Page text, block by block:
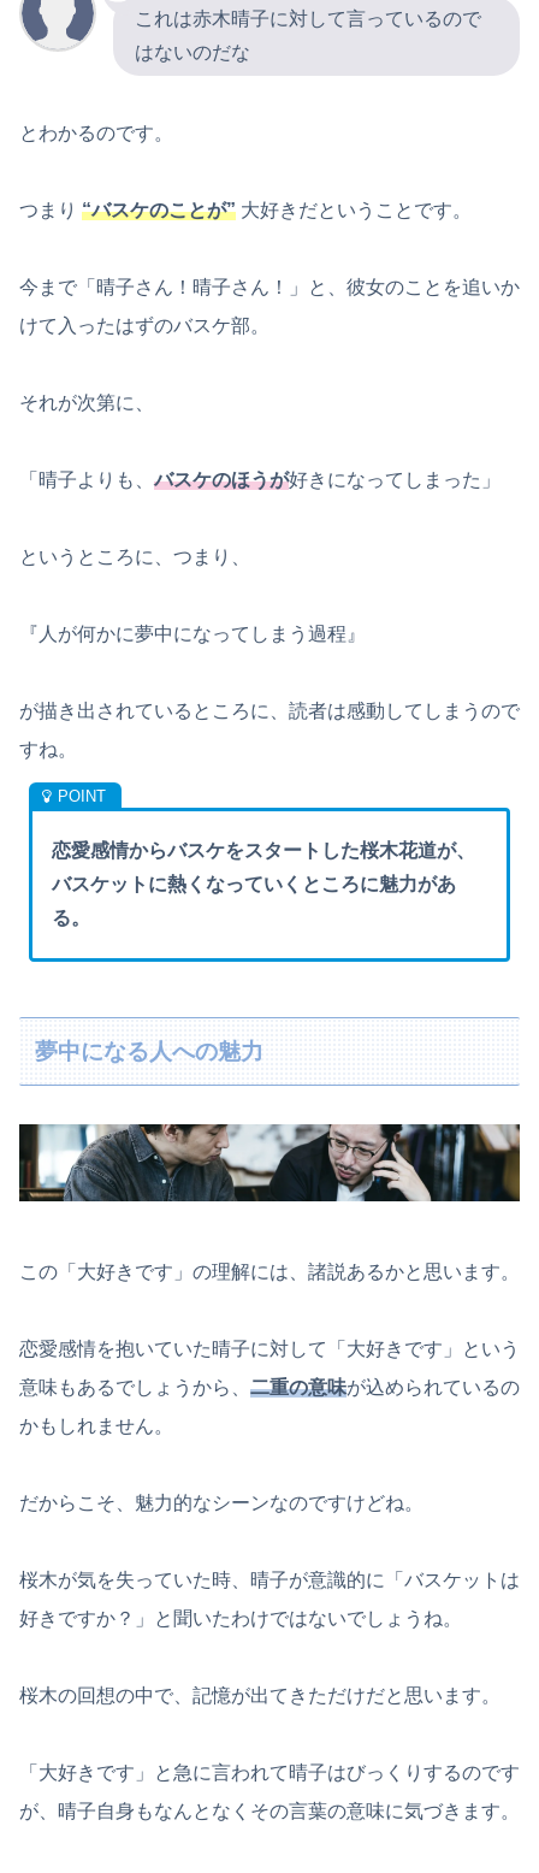
これは赤木晴子に対して言っているので
はないのだな
とわかるのです。
つまり “バスケのことが” 大好きだということです。
今まで「晴子さん！晴子さん！」と、彼女のことを追いか
けて入ったはずのバスケ部。
それが次第に、
「晴子よりも、バスケのほうが好きになってしまった」
というところに、つまり、
『人が何かに夢中になってしまう過程』
が描き出されているところに、読者は感動してしまうので
すね。
恋愛感情からバスケをスタートした桜木花道が、
バスケットに熱くなっていくところに魅力があ
る。
夢中になる人への魅力
この「大好きです」の理解には、諸説あるかと思います。
恋愛感情を抱いていた晴子に対して「大好きです」という
意味もあるでしょうから、 二重の意味が込められているの
かもしれません。
だからこそ、魅力的なシーンなのですけどね。
桜木が気を失っていた時、晴子が意識的に「バスケットは
好きですか？」と聞いたわけではないでしょうね。
桜木の回想の中で、記憶が出てきただけだと思います。
「大好きです」と急に言われて晴子はびっくりするのです
が、晴子自身もなんとなくその言葉の意味に気づきます。